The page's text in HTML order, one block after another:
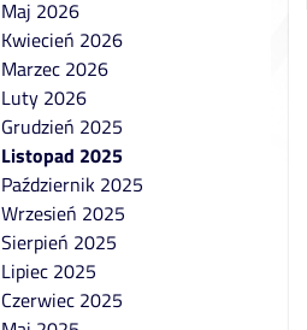
Maj 2026
Kwiecień 2026
Marzec 2026
Luty 2026
Grudzień 2025
Listopad 2025
Październik 2025
Wrzesień 2025
Sierpień 2025
Lipiec 2025
Czerwiec 2025